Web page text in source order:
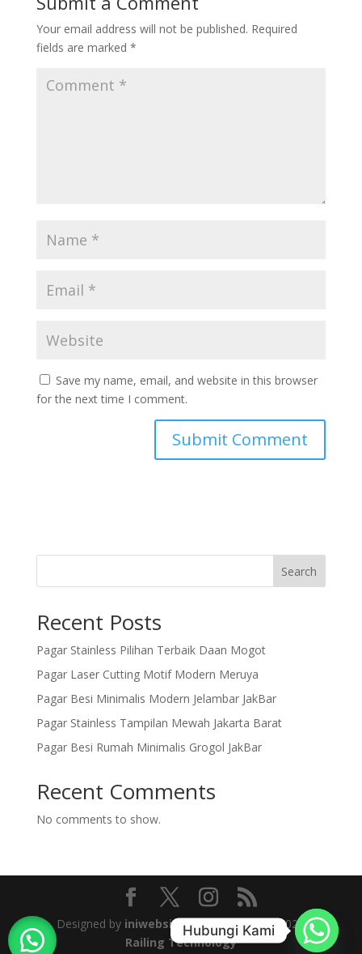
Your email address will not be published. Required
fields are marked *
Save my name, email, and website in this browser
for the next time I comment.
Search
Recent Posts
Pagar Stainless Pilihan Terbaik Daan Mogot
Pagar Laser Cutting Motif Modern Meruya
Pagar Besi Minimalis Modern Jelambar JakBar
Pagar Stainless Tampilan Mewah Jakarta Barat
Pagar Besi Rumah Minimalis Grogol JakBar
Recent Comments
No comments to show.
Designed by iniwebsiteku| © Copyright 2025
Railing Technology
Hubungi Kami